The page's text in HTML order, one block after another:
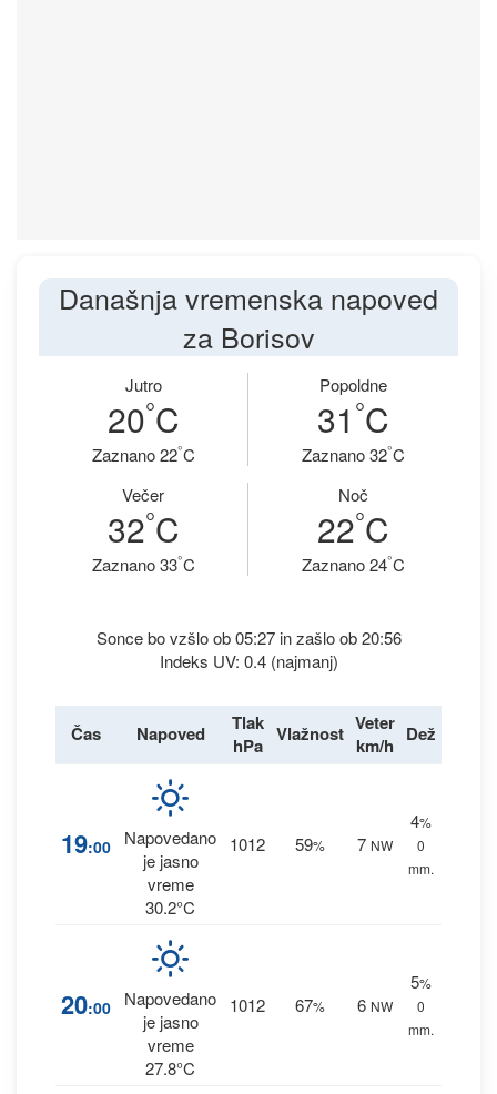
Današnja vremenska napoved
za Borisov
Jutro
20°C
Zaznano 22°C
Popoldne
31 °C
Zaznano 32°C
Večer
32°C
Zaznano 33°C
Noč
22°C
Zaznano 24°C
Sonce bo vzšlo ob 05:27 in zašlo ob 20:56
Indeks UV: 0.4 (najmanj)
Čas Napoved
Tlak
hPa Vlažnost Veter
km/h Dež
19:00
Napovedano
je jasno
vreme
30.2°C
1012 59% 7 NW
4%
0
mm.
20:00
Napovedano
je jasno
vreme
27.8°C
1012 67% 6 NW
5%
0
mm.